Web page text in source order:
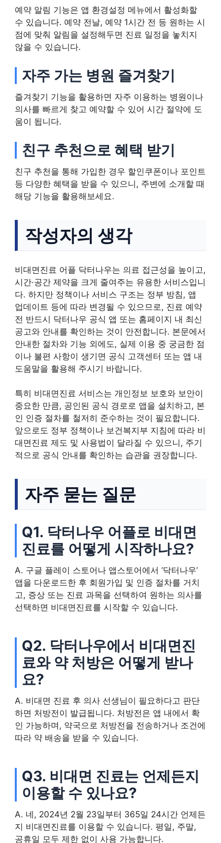
예약 알림 기능은 앱 환경설정 메뉴에서 활성화할
수 있습니다. 예약 전날, 예약 1시간 전 등 원하는 시
점에 맞춰 알림을 설정해두면 진료 일정을 놓치지
않을 수 있습니다.
자주 가는 병원 즐겨찾기
즐겨찾기 기능을 활용하면 자주 이용하는 병원이나
의사를 빠르게 찾고 예약할 수 있어 시간 절약에 도
움이 됩니다.
친구 추천으로 혜택 받기
친구 추천을 통해 가입한 경우 할인쿠폰이나 포인트
등 다양한 혜택을 받을 수 있으니, 주변에 소개할 때
해당 기능을 활용해보세요.
작성자의 생각
비대면진료 어플 닥터나우는 의료 접근성을 높이고,
시간·공간 제약을 크게 줄여주는 유용한 서비스입니
다. 하지만 정책이나 서비스 구조는 정부 방침, 앱
업데이트 등에 따라 변경될 수 있으므로, 진료 예약
전 반드시 닥터나우 공식 앱 또는 홈페이지 내 최신
공고와 안내를 확인하는 것이 안전합니다. 본문에서
안내한 절차와 기능 외에도, 실제 이용 중 궁금한 점
이나 불편 사항이 생기면 공식 고객센터 또는 앱 내
도움말을 활용해 주시기 바랍니다.
특히 비대면진료 서비스는 개인정보 보호와 보안이
중요한 만큼, 공인된 공식 경로로 앱을 설치하고, 본
인 인증 절차를 철저히 준수하는 것이 필요합니다.
앞으로도 정부 정책이나 보건복지부 지침에 따라 비
대면진료 제도 및 사용법이 달라질 수 있으니, 주기
적으로 공식 안내를 확인하는 습관을 권장합니다.
자주 묻는 질문
Q1. 닥터나우 어플로 비대면
진료를 어떻게 시작하나요?
A. 구글 플레이 스토어나 앱스토어에서 ‘닥터나우’
앱을 다운로드한 후 회원가입 및 인증 절차를 거치
고, 증상 또는 진료 과목을 선택하여 원하는 의사를
선택하면 비대면진료를 시작할 수 있습니다.
Q2. 닥터나우에서 비대면진
료와 약 처방은 어떻게 받나
요?
A. 비대면 진료 후 의사 선생님이 필요하다고 판단
하면 처방전이 발급됩니다. 처방전은 앱 내에서 확
인 가능하며, 약국으로 처방전을 전송하거나 조건에
따라 약 배송을 받을 수 있습니다.
Q3. 비대면 진료는 언제든지
이용할 수 있나요?
A. 네, 2024년 2월 23일부터 365일 24시간 언제든
지 비대면진료를 이용할 수 있습니다. 평일, 주말,
공휴일 모두 제한 없이 사용 가능합니다.